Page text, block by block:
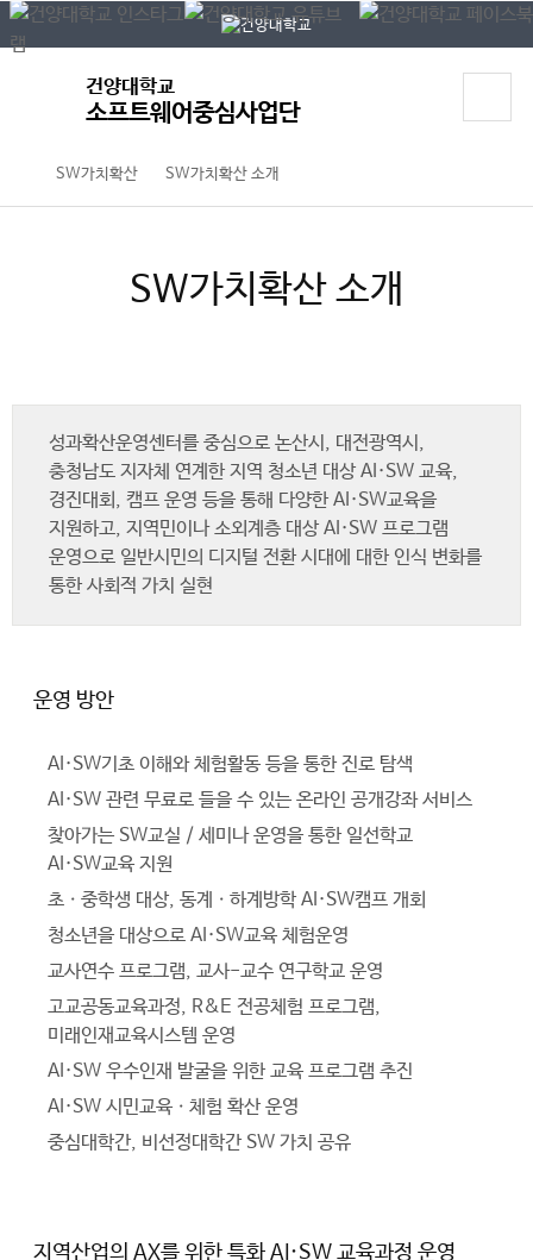
본문 바로가기
대메뉴 바로가기
건양대학교
소프트웨어중심사업단
SW가치확산 SW가치확산 소개
SW가치확산 소개
성과확산운영센터를 중심으로 논산시, 대전광역시,
충청남도 지자체 연계한 지역 청소년 대상 AI·SW 교육,
경진대회, 캠프 운영 등을 통해 다양한 AI·SW교육을
지원하고, 지역민이나 소외계층 대상 AI·SW 프로그램
운영으로 일반시민의 디지털 전환 시대에 대한 인식 변화를
통한 사회적 가치 실현
운영 방안
AI·SW기초 이해와 체험활동 등을 통한 진로 탐색
AI·SW 관련 무료로 들을 수 있는 온라인 공개강좌 서비스
찾아가는 SW교실 / 세미나 운영을 통한 일선학교
AI·SW교육 지원
초ㆍ중학생 대상, 동계ㆍ하계방학 AI·SW캠프 개회
청소년을 대상으로 AI·SW교육 체험운영
교사연수 프로그램, 교사-교수 연구학교 운영
고교공동교육과정, R&E 전공체험 프로그램,
미래인재교육시스템 운영
AI·SW 우수인재 발굴을 위한 교육 프로그램 추진
AI·SW 시민교육ㆍ체험 확산 운영
중심대학간, 비선정대학간 SW 가치 공유
지역산업의 AX를 위한 특화 AI·SW 교육과정 운영